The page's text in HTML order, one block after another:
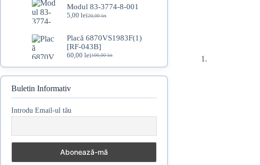
fost:
110,00 lei.
95,00 lei.
Modul 83-3774-8-001
20,00lei
Prețul
a
fost:
20,00 lei.
5,00leiPrețul
este:
5,00 lei.
Placă 6870VS1983F(1)
[RF-043B]
100,00lei
Prețul
inițial
a
60,00leiPrețul
curent
este:
Buletin Informativ
Introdu Email-ul tău